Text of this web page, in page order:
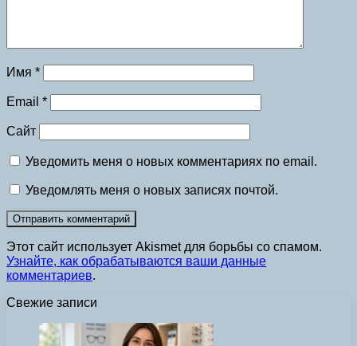
Имя *
Email *
Сайт
Уведомить меня о новых комментариях по email.
Уведомлять меня о новых записях почтой.
Этот сайт использует Akismet для борьбы со спамом.
Узнайте, как обрабатываются ваши данные
комментариев.
Свежие записи